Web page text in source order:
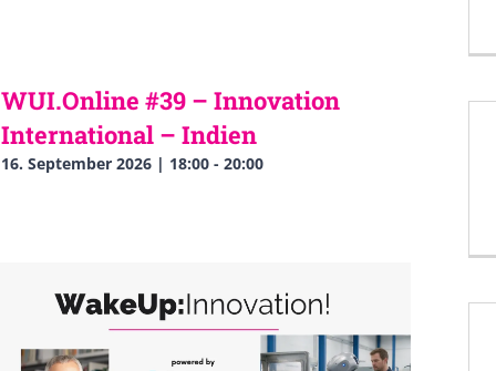
WUI.Online #39 – Innovation
International – Indien
16. September 2026 | 18:00- 20:00